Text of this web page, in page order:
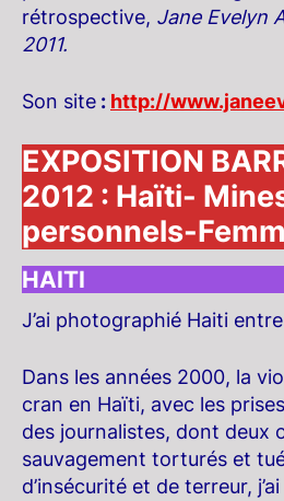
rétrospective, Jane Evelyn
2011.
Son site : http://
EXPOSITION
2012 : Haïti-
personnels-
HAITI
J’ai photographié Haiti
Dans les années 2000, la
cran en Haïti, avec les
des journalistes, dont deux
sauvagement torturés et
d’insécurité et de terreur,